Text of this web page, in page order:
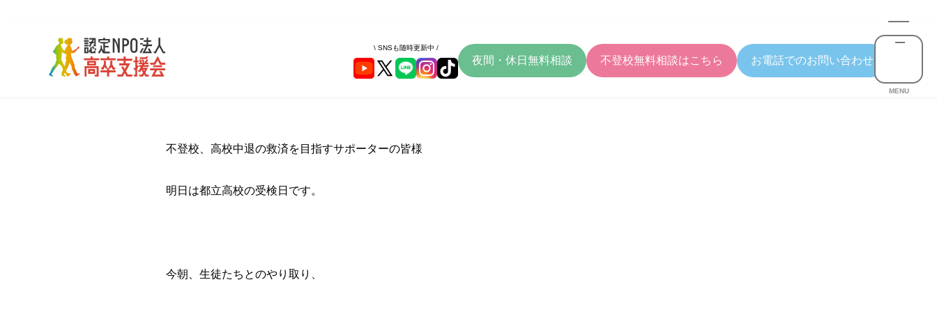
\ SNSも随時更新中 /
夜間・休日無料相談 不登校無料相談はこちら お電話でのお問い合わせ
MENU
不登校、高校中退の救済を目指すサポーターの皆様
明日は都立高校の受検日です。
今朝、生徒たちとのやり取り、